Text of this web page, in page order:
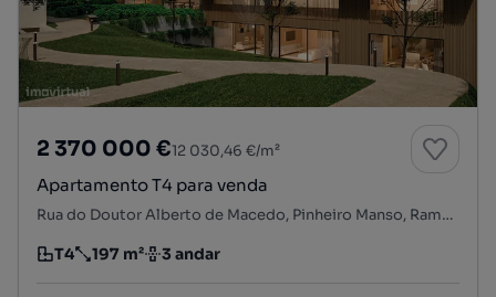
2 370 000 €12 030,46 €/m²
Apartamento T4 para venda
Rua do Doutor Alberto de Macedo, Pinheiro Manso, Ramalde, Porto, Porto
Tipologia
T4
Preço por metro quadrado
197 m²
Andar 3 andar